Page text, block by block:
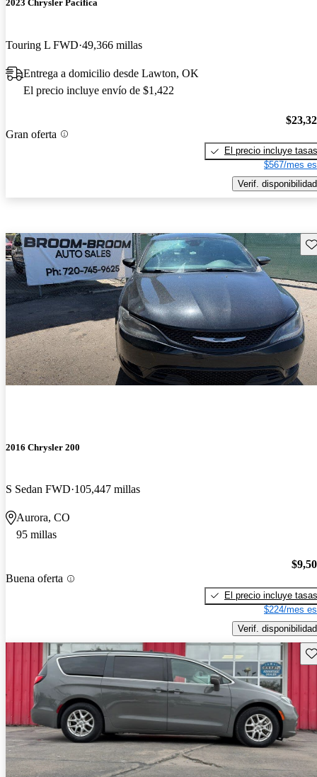
2023 Chrysler Pacifica
Touring L FWD 49,366 millas
Entrega a domicilio desde Lawton, OK
El precio incluye envío de $1,422
Gran oferta
El precio incluye tasas
$567/mes
Verif. disponibilidad
2016 Chrysler 200
S Sedan FWD 105,447 millas
Aurora, CO
95 millas
Buena oferta
El precio incluye tasas
$224/mes
Verif. disponibilidad